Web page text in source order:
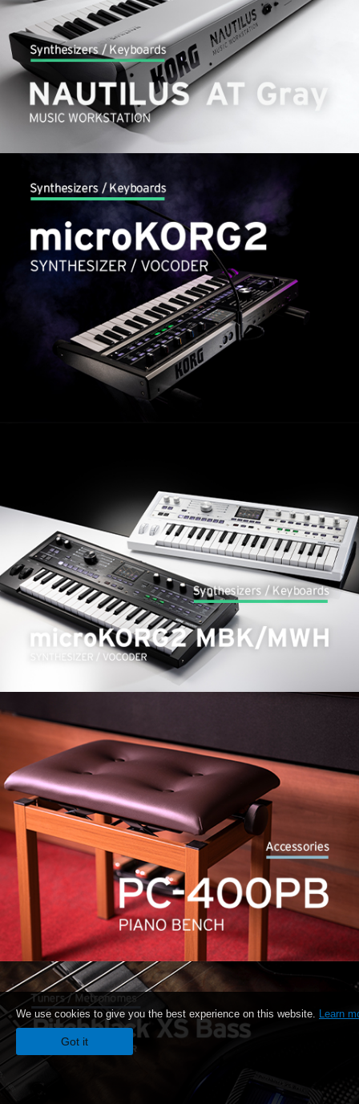
We use cookies to give you the best experience on this website. Learn
Got it